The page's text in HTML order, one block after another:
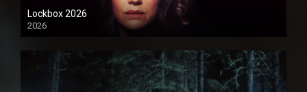
Lockbox 2026
2026
1080P